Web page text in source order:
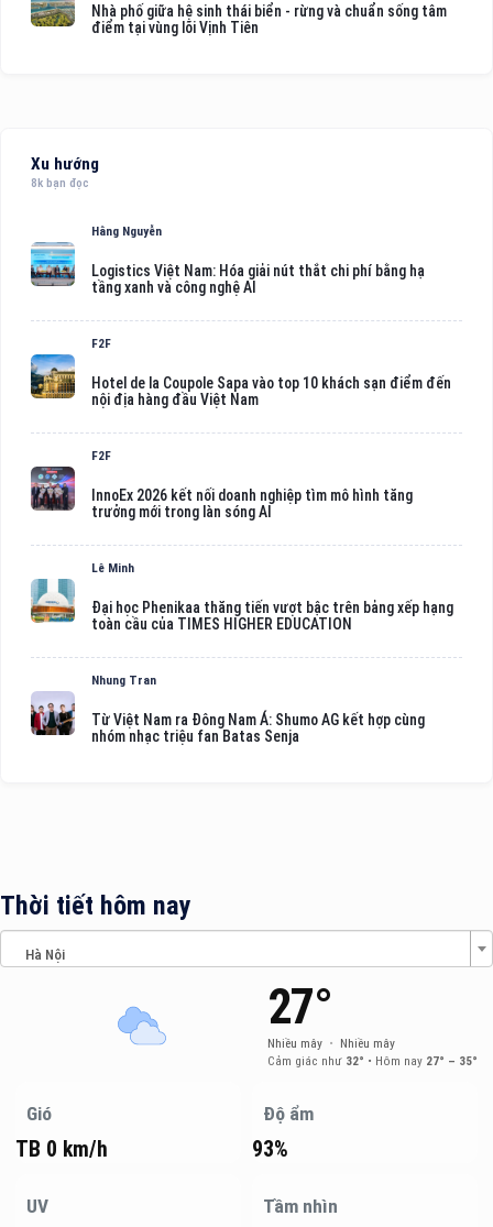
Nhà phố giữa hệ sinh thái biển - rừng và chuẩn sống tâm
điểm tại vùng lõi Vịnh Tiên
Xu hướng
8k bạn đọc
Hằng Nguyễn
Logistics Việt Nam: Hóa giải nút thắt chi phí bằng hạ
tầng xanh và công nghệ AI
F2F
Hotel de la Coupole Sapa vào top 10 khách sạn điểm đến
nội địa hàng đầu Việt Nam
F2F
InnoEx 2026 kết nối doanh nghiệp tìm mô hình tăng
trưởng mới trong làn sóng AI
Lê Minh
Đại học Phenikaa thăng tiến vượt bậc trên bảng xếp hạng
toàn cầu của TIMES HIGHER EDUCATION
Nhung Tran
Từ Việt Nam ra Đông Nam Á: Shumo AG kết hợp cùng
nhóm nhạc triệu fan Batas Senja
Thời tiết hôm nay
Hà Nội
27°
Nhiều mây • Nhiều mây
Cảm giác như 32° • Hôm nay 27° – 35°
Gió
TB 0 km/h
Độ ẩm
93%
UV Tầm nhìn